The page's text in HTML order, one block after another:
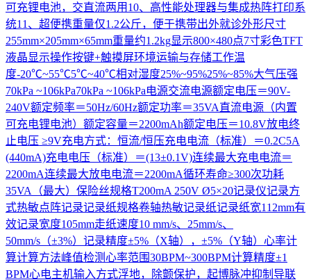
可充锂电池，交直流两用10、高性能处理器与集成热阵打印系
统11、超便携重量仅1.2公斤，便于携带出外就诊外形尺寸
255mm×205mm×65mm重量约1.2kg显示800×480点7寸彩色TFT
液晶显示操作按键+触摸屏环境运输与存储工作温
度-20℃~55℃5℃~40℃相对湿度25%~95%25%~85%大气压强
70kPa ~106kPa70kPa ~106kPa电源交流电源额定电压＝90V-
240V额定频率＝50Hz/60Hz额定功率＝35VA直流电源（内置
可充电锂电池）额定容量＝2200mAh额定电压＝10.8V放电终
止电压 ≥9V充电方式：恒流/恒压充电电流（标准）＝0.2C5A
(440mA)充电电压（标准）＝(13±0.1V)连续最大充电电流＝
2200mA连续最大放电电流＝2200mA循环寿命≥300次功耗
35VA（最大）保险丝规格T200mA 250V Ø5×20记录仪记录方
式热敏点阵记录记录纸规格卷轴热敏记录纸记录纸宽112mm有
效记录宽度105mm走纸速度10 mm/s、25mm/s、
50mm/s（±3%）记录精度±5%（X轴），±5%（Y轴）心率计
算计算方法峰值检测心率范围30BPM~300BPM计算精度±1
BPM心电主机输入方式浮地，除颤保护，起博脉冲抑制导联